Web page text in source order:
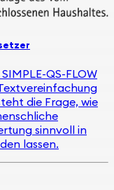
QS-FLOW
die Frage, wie
sinnvoll in
lassen.